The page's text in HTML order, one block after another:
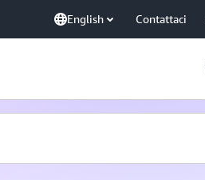
English Contattaci